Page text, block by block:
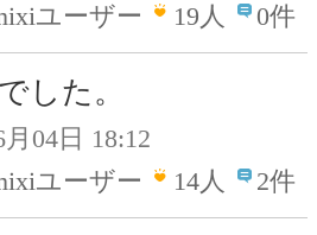
ユーザー
19人 0件
した。
04日 18:12
ユーザー
14人 2件